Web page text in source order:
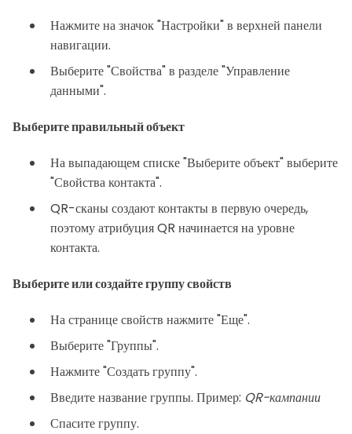
Нажмите на значок "Настройки" в верхней панели
навигации.
Выберите "Свойства" в разделе "Управление
данными".
Выберите правильный объект
На выпадающем списке "Выберите объект" выберите
"Свойства контакта".
QR-сканы создают контакты в первую очередь,
поэтому атрибуция QR начинается на уровне
контакта.
Выберите или создайте группу свойств
На странице свойств нажмите "Еще".
Выберите "Группы".
Нажмите "Создать группу".
Введите название группы. Пример: QR-кампании
Спасите группу.